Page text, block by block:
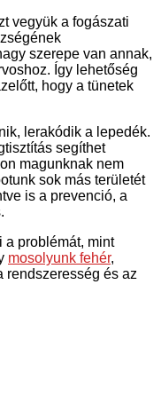
vegyük a fogászati
szerepe van annak,
Így lehetőség
hogy a tünetek
lerakódik a lepedék.
segíthet
magunknak nem
sok más területét
is a prevenció, a
a problémát, mint
mosolyunk fehér,
rendszeresség és az